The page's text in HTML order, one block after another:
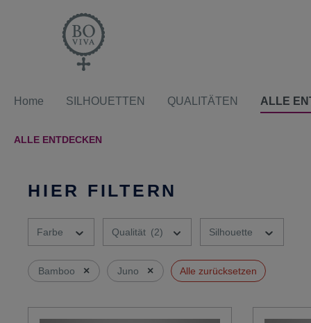
Home SILHOUETTEN QUALITÄTEN ALLE
ALLE ENTDECKEN
HIER FILTERN
Farbe Qualität (2) Silhouette
Bamboo × Juno × Alle zurücksetzen